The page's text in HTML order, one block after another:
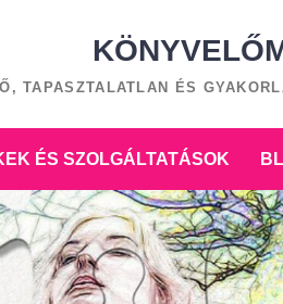
TAPASZTALATLAN ÉS
ÉS SZOLGÁLTATÁSOK